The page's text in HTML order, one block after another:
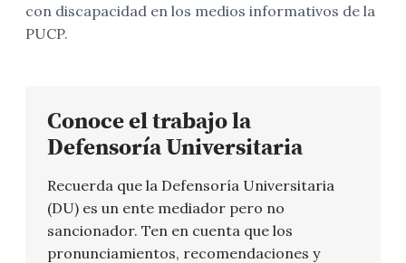
con discapacidad en los medios informativos de la
PUCP.
Conoce el trabajo la
Defensoría Universitaria
Recuerda que la Defensoría Universitaria
(DU) es un ente mediador pero no
sancionador. Ten en cuenta que los
pronunciamientos, recomendaciones y